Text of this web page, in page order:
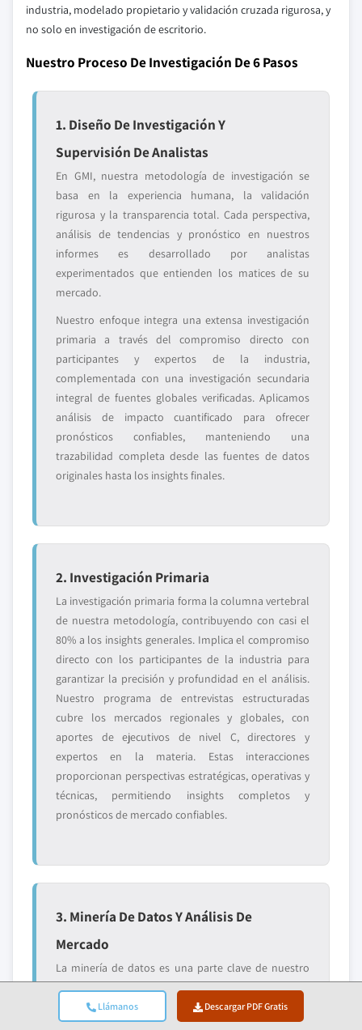
Llámanos Descargar PDF Gratis
industria, modelado propietario y validación cruzada rigurosa, y
no solo en investigación de escritorio.
Nuestro Proceso De Investigación De 6 Pasos
1. Diseño De Investigación Y
Supervisión De Analistas
En GMI, nuestra metodología de investigación se
basa en la experiencia humana, la validación
rigurosa y la transparencia total. Cada perspectiva,
análisis de tendencias y pronóstico en nuestros
informes es desarrollado por analistas
experimentados que entienden los matices de su
mercado.
Nuestro enfoque integra una extensa investigación
primaria a través del compromiso directo con
participantes y expertos de la industria,
complementada con una investigación secundaria
integral de fuentes globales verificadas. Aplicamos
análisis de impacto cuantificado para ofrecer
pronósticos confiables, manteniendo una
trazabilidad completa desde las fuentes de datos
originales hasta los insights finales.
2. Investigación Primaria
La investigación primaria forma la columna vertebral
de nuestra metodología, contribuyendo con casi el
80% a los insights generales. Implica el compromiso
directo con los participantes de la industria para
garantizar la precisión y profundidad en el análisis.
Nuestro programa de entrevistas estructuradas
cubre los mercados regionales y globales, con
aportes de ejecutivos de nivel C, directores y
expertos en la materia. Estas interacciones
proporcionan perspectivas estratégicas, operativas y
técnicas, permitiendo insights completos y
pronósticos de mercado confiables.
3. Minería De Datos Y Análisis De
Mercado
La minería de datos es una parte clave de nuestro
proceso de investigación, contribuyendo con casi el
20% a la metodología general. Implica analizar la
estructura del mercado, identificar las tendencias de